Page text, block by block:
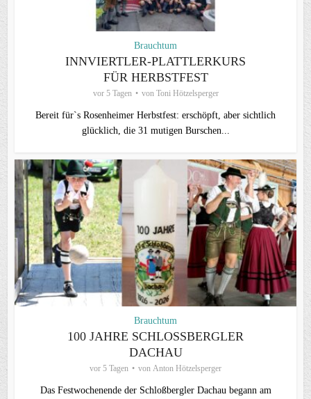
Brauchtum
INNVIERTLER-PLATTLERKURS
FÜR HERBSTFEST
vor 5 Tagen von Toni Hötzelsperger
Bereit für`s Rosenheimer Herbstfest: erschöpft, aber sichtlich
glücklich, die 31 mutigen Burschen...
Brauchtum
100 JAHRE SCHLOSSBERGLER D
ACHAU
vor 5 Tagen von Anton Hötzelsperger
Das Festwochenende der Schloßbergler Dachau begann am